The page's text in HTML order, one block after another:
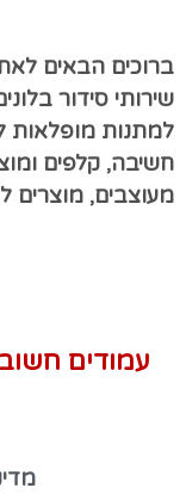
ברוכים הבאים
שירותי סידור
למתנות מופלאות
חשיבה, קלפים
מעוצבים, מוצרים
עמודים